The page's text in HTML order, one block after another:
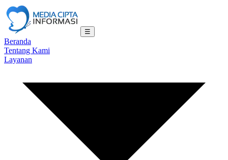
☰
Beranda
Tentang Kami
Layanan